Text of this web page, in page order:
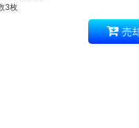
3枚
売